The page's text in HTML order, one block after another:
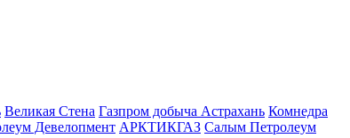
Великая Стена Газпром добыча Астрахань Комнедра
Девелопмент АРКТИКГАЗ Салым Петролеум